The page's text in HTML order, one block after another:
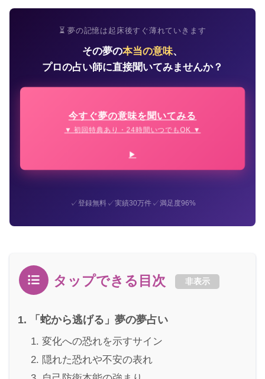
⏳ 夢の記憶は起床後すぐ薄れていきます
その夢の本当の意味、
プロの占い師に直接聞いてみませんか？
今すぐ夢の意味を聞いてみる
▼ 初回特典あり・24時間いつでもOK ▼
✓登録無料✓実績30万件✓満足度96%
タップできる目次 非表示
「蛇から逃げる」夢の夢占い
変化への恐れを示すサイン
隠れた恐れや不安の表れ